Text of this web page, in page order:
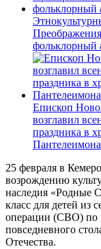
фольклорный
Епископ
возглавил
праздника в
25 февраля в
возрождению
наследия «Родные
класс для детей из
операции (СВО) по
повседневного
Отечества.